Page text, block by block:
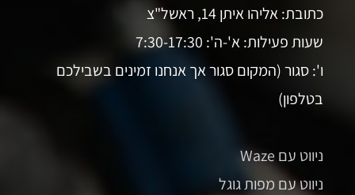
כתובת: אליהו איתן 14, ראשל"צ
שעות פעילות: א'-ה': 7:30-17:30
ו': סגור (המקום סגור אך אנחנו זמינים בשבילכם
בטלפון)
ניווט עם Waze
ניווט עם מפות גוגל